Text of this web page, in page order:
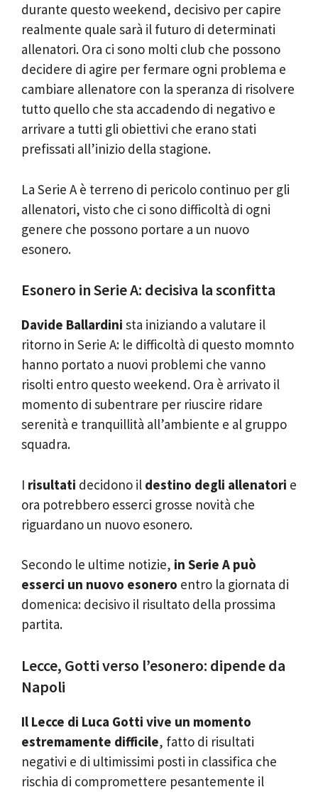
durante questo weekend, decisivo per capire
realmente quale sarà il futuro di determinati
allenatori. Ora ci sono molti club che possono
decidere di agire per fermare ogni problema e
cambiare allenatore con la speranza di risolvere
tutto quello che sta accadendo di negativo e
arrivare a tutti gli obiettivi che erano stati
prefissati all’inizio della stagione.
La Serie A è terreno di pericolo continuo per gli
allenatori, visto che ci sono difficoltà di ogni
genere che possono portare a un nuovo
esonero.
Esonero in Serie A: decisiva la sconfitta
Davide Ballardini sta iniziando a valutare il
ritorno in Serie A: le difficoltà di questo momnto
hanno portato a nuovi problemi che vanno
risolti entro questo weekend. Ora è arrivato il
momento di subentrare per riuscire ridare
serenità e tranquillità all’ambiente e al gruppo
squadra.
I risultati decidono il destino degli allenatori e
ora potrebbero esserci grosse novità che
riguardano un nuovo esonero.
Secondo le ultime notizie, in Serie A può
esserci un nuovo esonero entro la giornata di
domenica: decisivo il risultato della prossima
partita.
Lecce, Gotti verso l’esonero: dipende da
Napoli
Il Lecce di Luca Gotti vive un momento
estremamente difficile, fatto di risultati
negativi e di ultimissimi posti in classifica che
rischia di compromettere pesantemente il